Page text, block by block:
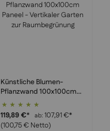
Künstliche Blumen-
Pflanzwand 100x100cm
Paneel - Vertikaler Garten
zur Raumbegrünung
Bewertung:
100%
119,89 €* ab 107,91 €*
(100,75 € Netto)